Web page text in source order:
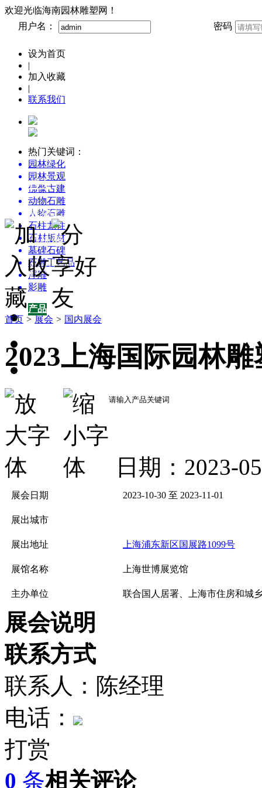
欢迎光临海南园林雕塑网！
用户名：
密码
设为首页
|
加入收藏
|
联系我们
热门关键词：
园林绿化
园林景观
佛像古建
动物石雕
人物石雕
石柱龙柱
石材板材
墓碑石碑
石雕工艺品
浮雕
影雕
产品
产品
供应
首页
雕塑艺术博览
园林雕塑创意设计
新农村景观雕塑集锦
园林雕塑百科
园林雕塑百科
招商加盟
关于我们
首页 > 展会 > 国内展会
2023上海国际园林雕
日期：2023-
展会日期 2023-10-30 至 2023-11-01
展出城市
展出地址 上海浦东新区国展路1099号
展馆名称 上海世博展览馆
主办单位 联合国人居署、上海市住房和城
展会说明
联系方式
联系人：陈经理
电话：
打赏
0 条相关评论